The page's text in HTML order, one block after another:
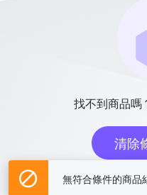
找不到商品嗎
清除
無符合條件的商品